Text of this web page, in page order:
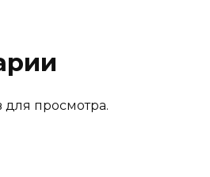
просмотра.